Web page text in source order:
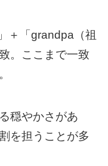
＋「grandpa（祖
。ここまで一致
穏やかさがあ
を担うことが多